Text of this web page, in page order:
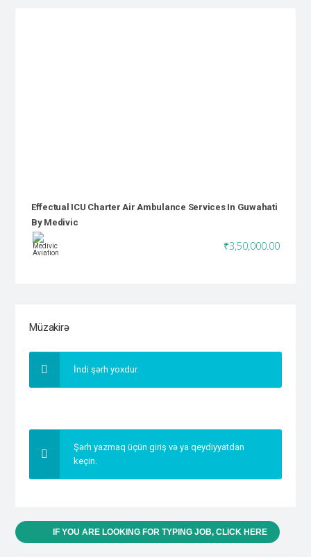
Effectual ICU Charter Air Ambulance Services In Guwahati
By Medivic
₹3,50,000.00
Müzakirə
İndi şərh yoxdur.
Şərh yazmaq üçün giriş və ya qeydiyyatdan
keçin.
IF YOU ARE LOOKING FOR TYPING JOB, CLICK HERE